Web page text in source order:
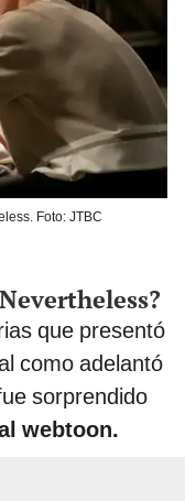
Foto: JTBC
que presentó
como adelantó
sorprendido
webtoon.